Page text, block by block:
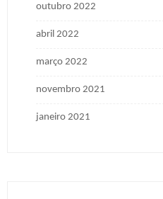
outubro 2022
abril 2022
março 2022
novembro 2021
janeiro 2021